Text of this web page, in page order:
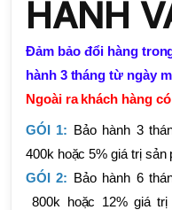
HÀNH
Đảm bảo đổi hàng
hành 3 tháng từ ngày
Ngoài ra khách hàng
GÓI 1: Bảo hành 3
400k hoặc 5% giá trị sản
GÓI 2: Bảo hành 6
800k hoặc 12% giá